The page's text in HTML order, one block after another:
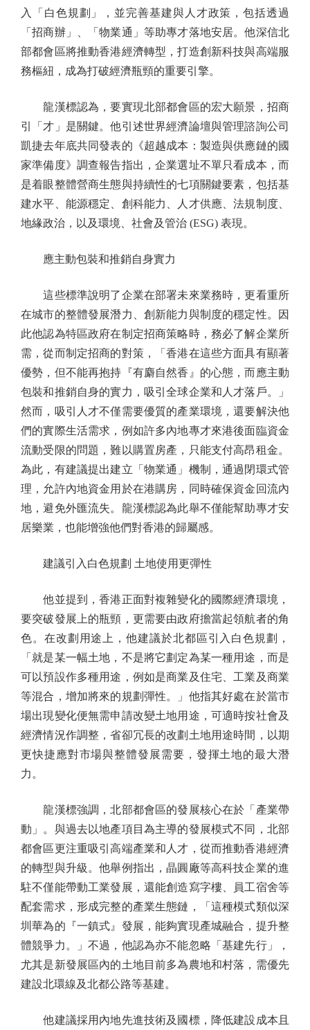
入「白色規劃」，並完善基建與人才政策，包括透過
「招商辦」、「物業通」等助專才落地安居。他深信北
部都會區將推動香港經濟轉型，打造創新科技與高端服
務樞紐，成為打破經濟瓶頸的重要引擎。
龍漢標認為，要實現北部都會區的宏大願景，招商
引「才」是關鍵。他引述世界經濟論壇與管理諮詢公司
凱捷去年底共同發表的《超越成本：製造與供應鏈的國
家準備度》調查報告指出，企業選址不單只看成本，而
是着眼整體營商生態與持續性的七項關鍵要素，包括基
建水平、能源穩定、創科能力、人才供應、法規制度、
地緣政治，以及環境、社會及管治 (ESG) 表現。
應主動包裝和推銷自身實力
這些標準說明了企業在部署未來業務時，更看重所
在城市的整體發展潛力、創新能力與制度的穩定性。因
此他認為特區政府在制定招商策略時，務必了解企業所
需，從而制定招商的對策，「香港在這些方面具有顯著
優勢，但不能再抱持『有麝自然香』的心態，而應主動
包裝和推銷自身的實力，吸引全球企業和人才落戶。」
然而，吸引人才不僅需要優質的產業環境，還要解決他
們的實際生活需求，例如許多內地專才來港後面臨資金
流動受限的問題，難以購置房產，只能支付高昂租金。
為此，有建議提出建立「物業通」機制，通過閉環式管
理，允許內地資金用於在港購房，同時確保資金回流內
地，避免外匯流失。龍漢標認為此舉不僅能幫助專才安
居樂業，也能增強他們對香港的歸屬感。
建議引入白色規劃 土地使用更彈性
他並提到，香港正面對複雜變化的國際經濟環境，
要突破發展上的瓶頸，更需要由政府擔當起領航者的角
色。在改劃用途上，他建議於北都區引入白色規劃，
「就是某一幅土地，不是將它劃定為某一種用途，而是
可以預設作多種用途，例如是商業及住宅、工業及商業
等混合，增加將來的規劃彈性。」他指其好處在於當市
場出現變化便無需申請改變土地用途，可適時按社會及
經濟情況作調整，省卻冗長的改劃土地用途時間，以期
更快捷應對市場與整體發展需要，發揮土地的最大潛
力。
龍漢標強調，北部都會區的發展核心在於「產業帶
動」。與過去以地產項目為主導的發展模式不同，北部
都會區更注重吸引高端產業和人才，從而推動香港經濟
的轉型與升級。他舉例指出，晶圓廠等高科技企業的進
駐不僅能帶動工業發展，還能創造寫字樓、員工宿舍等
配套需求，形成完整的產業生態鏈，「這種模式類似深
圳華為的『一鎮式』發展，能夠實現產城融合，提升整
體競爭力。」不過，他認為亦不能忽略「基建先行」，
尤其是新發展區內的土地目前多為農地和村落，需優先
建設北環線及北都公路等基建。
他建議採用內地先進技術及國標，降低建設成本且